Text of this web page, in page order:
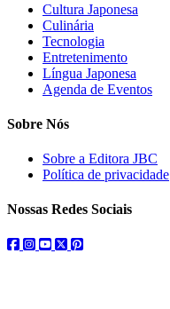
Cultura Japonesa
Culinária
Tecnologia
Entretenimento
Língua Japonesa
Agenda de Eventos
Sobre Nós
Sobre a Editora JBC
Política de privacidade
Nossas Redes Sociais
facebook
instagram
youtube
twitterpinterest